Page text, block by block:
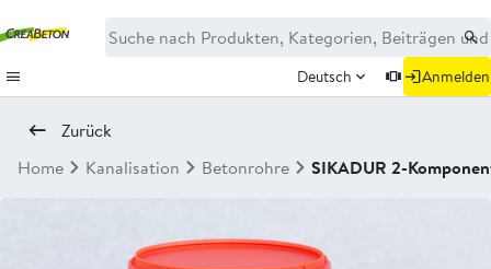
Deutsch Anmelden
Zurück
Home
Kanalisation Betonrohre SIKADUR 2-